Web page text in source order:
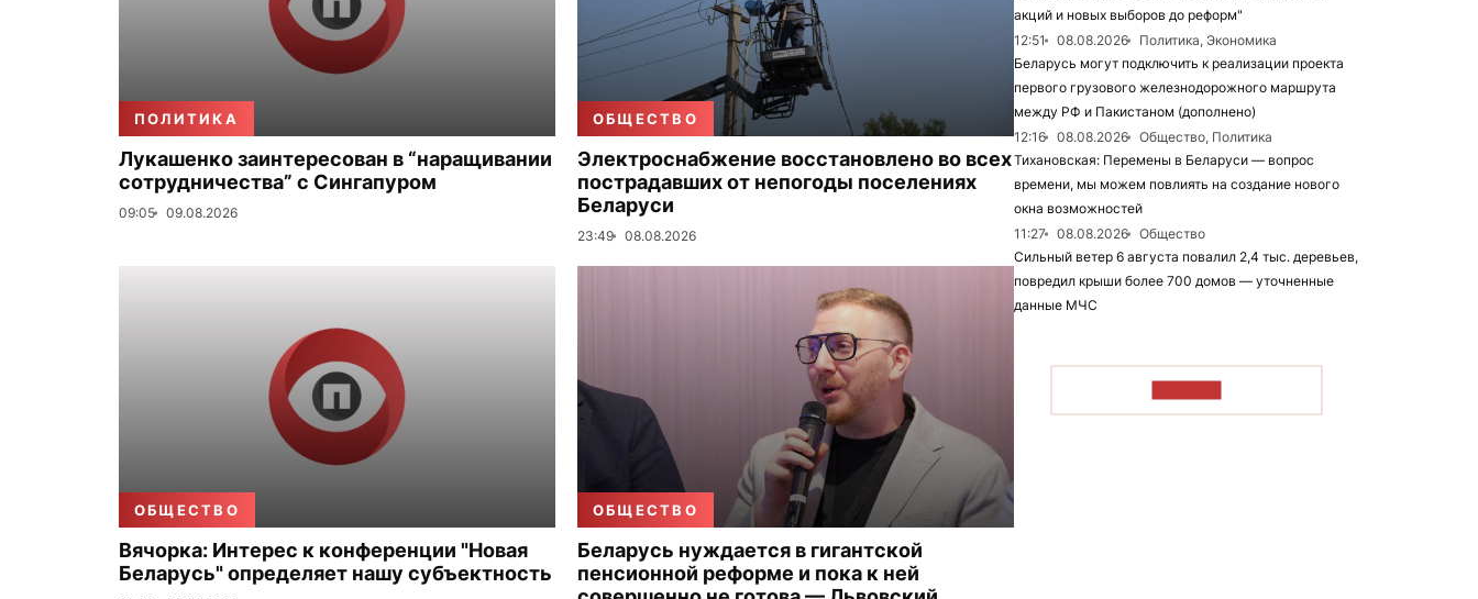
ПОЛИТИКА
Лукашенко заинтересован в “наращивании
сотрудничества” с Сингапуром
09:05 09.08.2026
ОБЩЕСТВО
Электроснабжение восстановлено во всех
пострадавших от непогоды поселениях
Беларуси
23:49 08.08.2026
ОБЩЕСТВО
Вячорка: Интерес к конференции "Новая
Беларусь" определяет нашу субъектность
ОБЩЕСТВО
Беларусь нуждается в гигантской
пенсионной реформе и пока к ней
акций и новых выборов до реформ"
12:51
08.08.2026
Политика, Экономика
Беларусь могут подключить к реализации проекта
первого грузового железнодорожного маршрута
между РФ и Пакистаном (дополнено)
12:16
08.08.2026
Общество, Политика
Тихановская: Перемены в Беларуси — вопрос
времени, мы можем повлиять на создание нового
окна возможностей
11:27
08.08.2026
Общество
Сильный ветер 6 августа повалил 2,4 тыс. деревьев,
повредил крыши более 700 домов — уточненные
данные МЧС